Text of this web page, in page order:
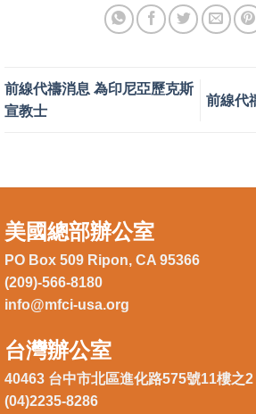
前線代禱消息 為印尼亞歷克斯
宣教士
前線代
美國總部辦公室
PO Box 509 Ripon, CA 95366
(209)-566-8180
info@mfci-usa.org
台灣辦公室
40463 台中市北區進化路575號11樓之2
(04)2235-8286